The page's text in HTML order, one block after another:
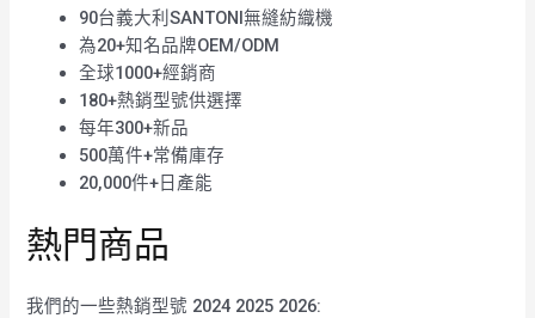
90台義大利SANTONI無縫紡織機
為20+知名品牌OEM/ODM
全球1000+經銷商
180+熱銷型號供選擇
每年300+新品
500萬件+常備庫存
20,000件+日產能
熱門商品
我們的一些熱銷型號 2024 2025 2026: